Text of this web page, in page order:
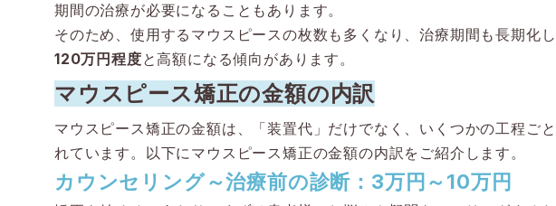
期間の治療が必要になることもあります。
そのため、使用するマウスピースの枚数も多くなり、治療期間も長期化
120万円程度と高額になる傾向があります。
マウスピース矯正の金額の内訳
マウスピース矯正の金額は、「装置代」だけでなく、いくつかの工程ご
れています。以下にマウスピース矯正の金額の内訳をご紹介します。
カウンセリング～治療前の診断：3万円～10万円